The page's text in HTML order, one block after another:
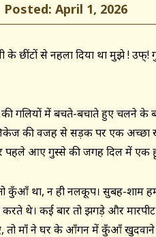
April 1, 2026
के छींटों से नहला दिया था मुझे ! उफ्!
गलियों में बचते-बचाते हुए चलने के
की वजह से सड़क पर एक अच्छा
पहले आए गुस्से की जगह दिल में एक
कुँआँ था, न ही नलकूप। सुबह-शाम हम
थे। कई बार तो झगड़े और मारपीट
तो माँ ने घर के आँगन में कुँआँ खुदवाने